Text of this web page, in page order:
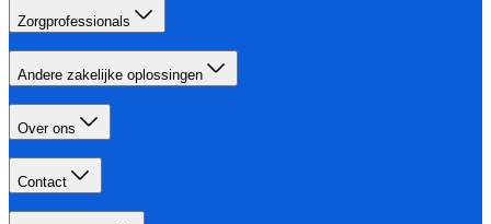
Zorgprofessionals
Andere zakelijke oplossingen
Over ons
Contact